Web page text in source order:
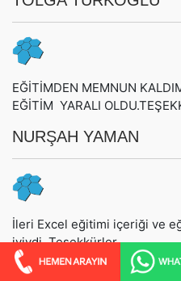
EĞİTİMDEN MEMNUN
EĞİTİM YARALI
NURŞAH YAMAN
İleri Excel eğitimi içeriği ve
iyiydi. Teşekkürler.
Meral YOL